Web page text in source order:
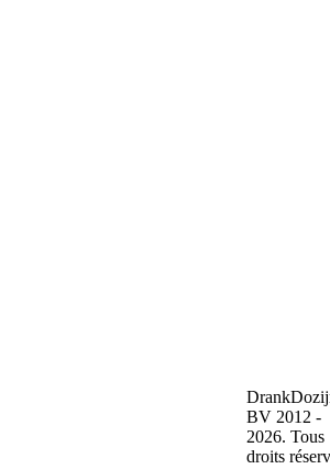
BV 2012 -
2026. Tous
droits